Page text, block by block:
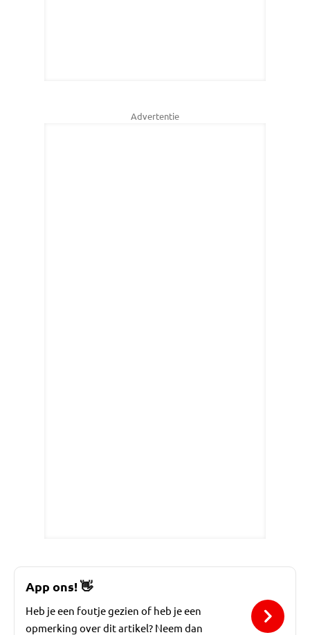
Advertentie
App ons!👋
Heb je een foutje gezien of heb je een
opmerking over dit artikel? Neem dan